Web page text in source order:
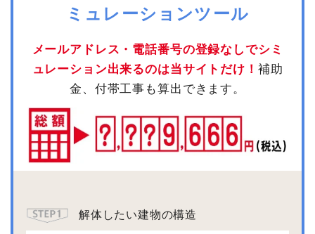
ミュレーションツール
メールアドレス・電話番号の登録なしでシミ
ュレーション出来るのは当サイトだけ！ 補助
金、付帯工事も算出できます。
解体したい建物の構造